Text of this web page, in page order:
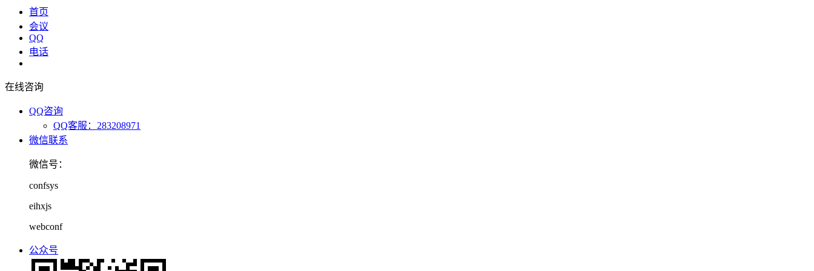
首页
会议
QQ
电话
在线咨询
QQ咨询
QQ客服：283208971
微信联系
微信号：
confsys
eihxjs
webconf
公众号